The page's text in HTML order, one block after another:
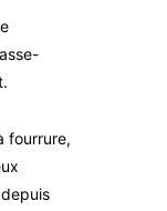
fourrure,